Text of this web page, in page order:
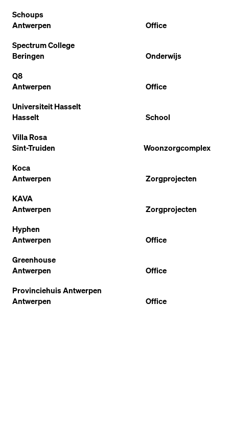
Schoups
Antwerpen
Office
Spectrum College
Beringen
Onderwijs
Q8
Antwerpen
Office
Universiteit Hasselt
Hasselt
School
Villa Rosa
Sint-Truiden
Woonzorgcomplex
Koca
Antwerpen
Zorgprojecten
KAVA
Antwerpen
Zorgprojecten
Hyphen
Antwerpen
Office
Greenhouse
Antwerpen
Office
Provinciehuis Antwerpen
Antwerpen
Office